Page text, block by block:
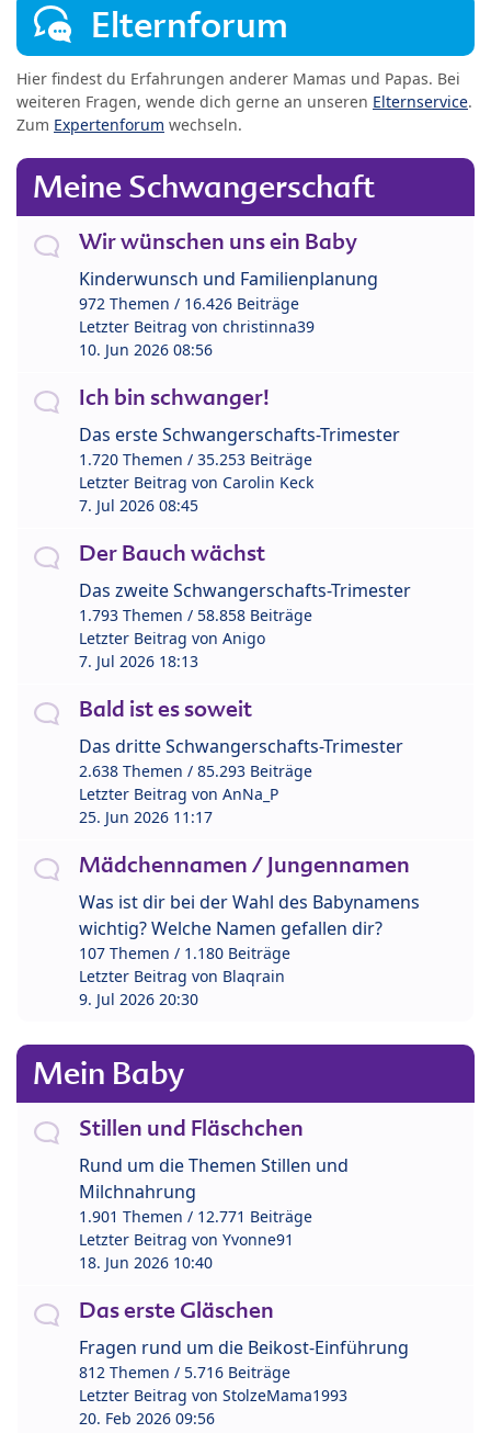
Elternforum
Hier findest du Erfahrungen anderer Mamas und Papas. Bei
weiteren Fragen, wende dich gerne an unseren Elternservice.
Zum Expertenforum wechseln.
Meine Schwangerschaft
Wir wünschen uns ein Baby
Kinderwunsch und Familienplanung
972 Themen / 16.426 Beiträge
Letzter Beitrag von christinna39
10. Jun 2026 08:56
Ich bin schwanger!
Das erste Schwangerschafts-Trimester
1.720 Themen / 35.253 Beiträge
Letzter Beitrag von Carolin Keck
7. Jul 2026 08:45
Der Bauch wächst
Das zweite Schwangerschafts-Trimester
1.793 Themen / 58.858 Beiträge
Letzter Beitrag von Anigo
7. Jul 2026 18:13
Bald ist es soweit
Das dritte Schwangerschafts-Trimester
2.638 Themen / 85.293 Beiträge
Letzter Beitrag von AnNa_P
25. Jun 2026 11:17
Mädchennamen / Jungennamen
Was ist dir bei der Wahl des Babynamens
wichtig? Welche Namen gefallen dir?
107 Themen / 1.180 Beiträge
Letzter Beitrag von Blaqrain
9. Jul 2026 20:30
Mein Baby
Stillen und Fläschchen
Rund um die Themen Stillen und
Milchnahrung
1.901 Themen / 12.771 Beiträge
Letzter Beitrag von Yvonne91
18. Jun 2026 10:40
Das erste Gläschen
Fragen rund um die Beikost-Einführung
812 Themen / 5.716 Beiträge
Letzter Beitrag von StolzeMama1993
20. Feb 2026 09:56